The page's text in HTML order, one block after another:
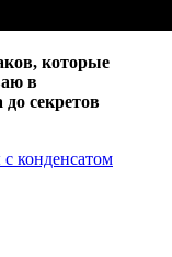
которые
в
секретов
конденсатом